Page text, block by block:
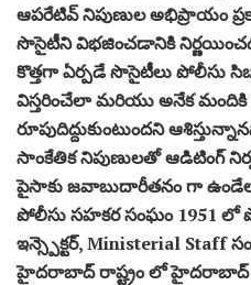
ఆపరేటివ్ నిపుణుల అభిప్రాయం
సొసైటీని విభజించడానికి
కొత్తగా ఏర్పడే సొసైటీలు పోలీసు
విస్తరించేలా మరియు అనేక
రూపుదిద్దుకుంటుందని
సాంకేతిక నిపుణులతో ఆడిటింగ్
పైసాకు జవాబుదారీతనం గా
పోలీసు సహకర సంఘం 1951 లో
ఇన్స్పెక్టర్, Ministerial Staff
హైదరాబాద్ రాష్ట్రం లో హైదరాబాద్